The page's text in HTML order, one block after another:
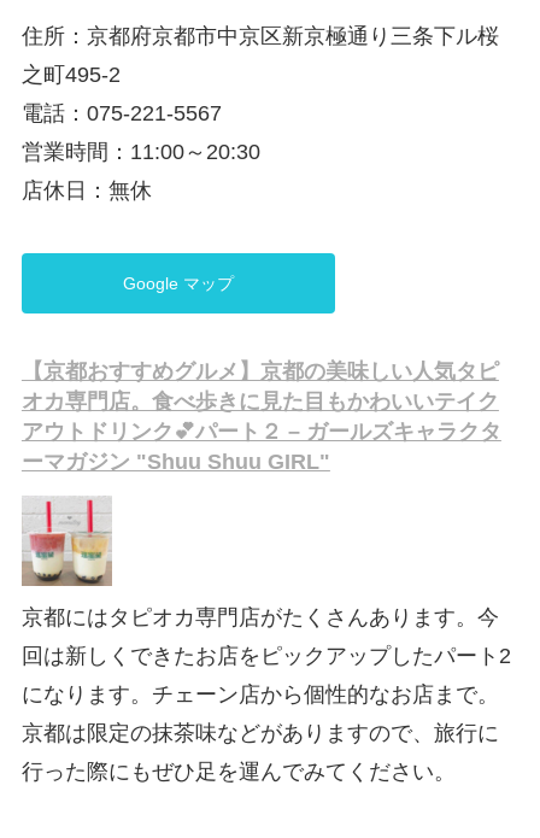
住所：京都府京都市中京区新京極通り三条下ル桜
之町495-2
電話：075-221-5567
営業時間：11:00～20:30
店休日：無休
Google マップ
【京都おすすめグルメ】京都の美味しい人気タピ
オカ専門店。食べ歩きに見た目もかわいいテイク
アウトドリンク💕パート２ – ガールズキャラクタ
ーマガジン "Shuu Shuu GIRL"
京都にはタピオカ専門店がたくさんあります。今
回は新しくできたお店をピックアップしたパート2
になります。チェーン店から個性的なお店まで。
京都は限定の抹茶味などがありますので、旅行に
行った際にもぜひ足を運んでみてください。